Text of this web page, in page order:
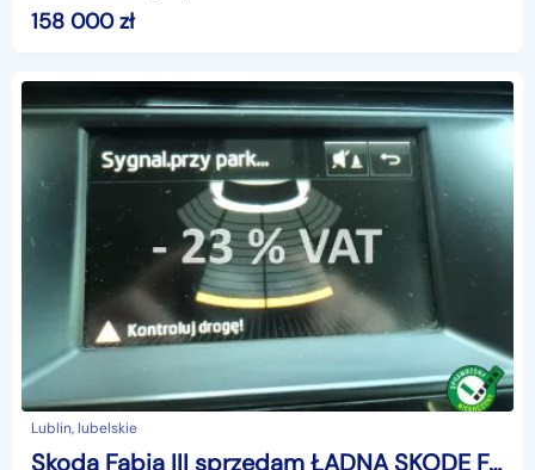
158 000zł
Lublin, lubelskie
Skoda Fabia III sprzedam ŁADNĄ SKODE FABIE 1.2 TURBO B+GAZ BOGATE VYPOSAŻENIE